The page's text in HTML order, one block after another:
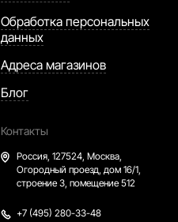
Обработка персональных
данных
Адреса магазинов
Блог
Контакты
Россия, 127524, Москва,
Огородный проезд, дом 16/1,
строение 3, помещение 512
+7 (495) 280-33-48